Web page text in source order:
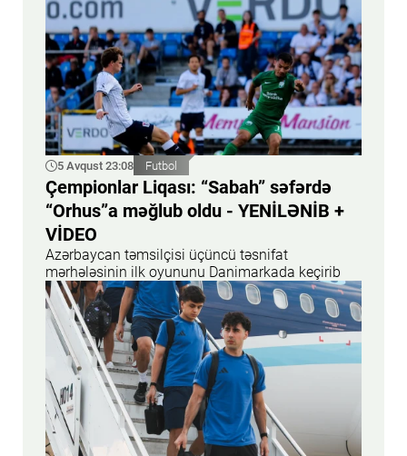
5 Avqust 23:08 Futbol
Çempionlar Liqası: “Sabah” səfərdə
“Orhus”a məğlub oldu - YENİLƏNİB +
VİDEO
Azərbaycan təmsilçisi üçüncü təsnifat
mərhələsinin ilk oyununu Danimarkada keçirib